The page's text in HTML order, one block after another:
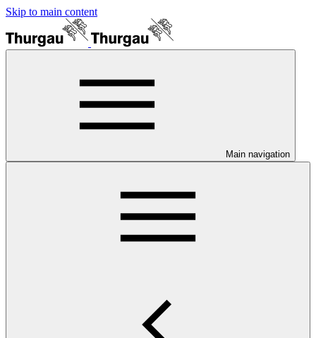
Skip to main content
Main navigation